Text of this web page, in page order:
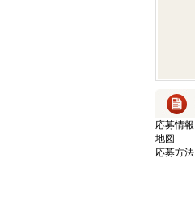
応募情報
地図
応募方法